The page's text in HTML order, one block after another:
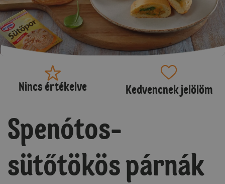
Nincs értékelve Kedvencnek jelölöm
Spenótos-
sütőtökös párnák